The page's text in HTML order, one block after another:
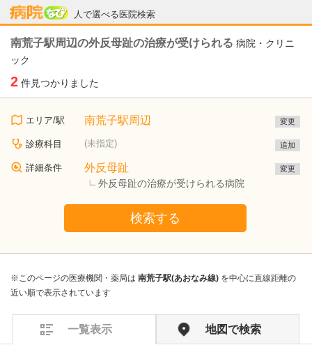
人で選べる医院検索
病院なび
南荒子駅周辺の外反母趾の治療が受けられる 病院・クリニ
ック
2 件見つかりました
エリア/駅 南荒子駅周辺 変更
診療科目 (未指定) 追加
詳細条件 外反母趾
外反母趾の治療が受けられる病院
変更
検索する
※このページの医療機関・薬局は 南荒子駅(あおなみ線) を中心に直線距離の
近い順で表示されています
一覧表示 地図で検索